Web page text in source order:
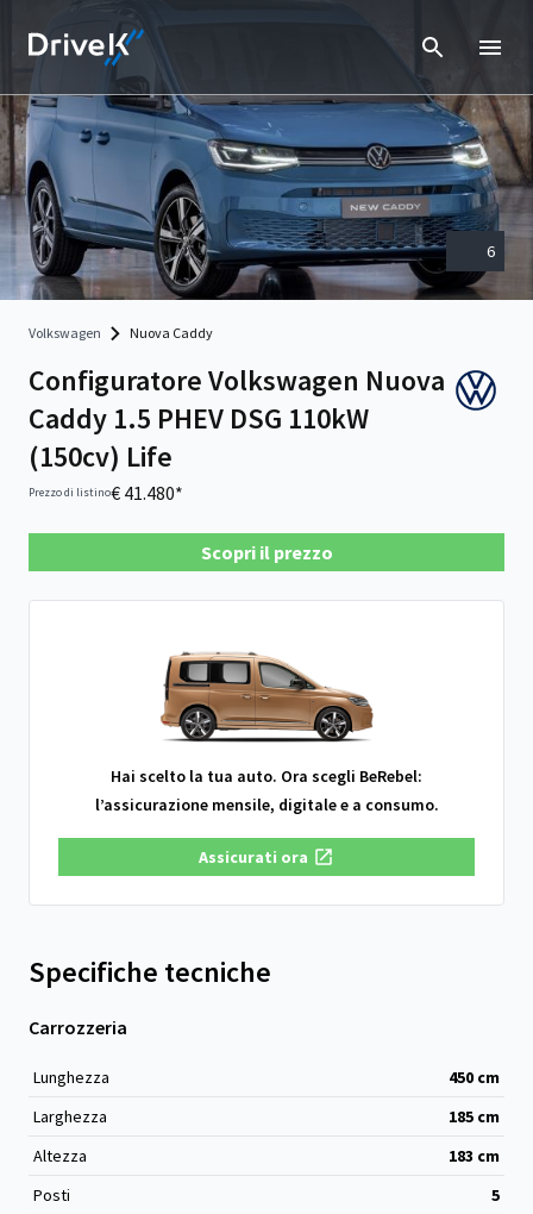
6
Volkswagen Nuova Caddy
Configuratore Volkswagen Nuova
Caddy 1.5 PHEV DSG 110kW
(150cv) Life
Prezzo di listino€ 41.480*
Scopri il prezzo
Hai scelto la tua auto. Ora scegli BeRebel:
l’assicurazione mensile, digitale e a consumo.
Assicurati ora
Specifiche tecniche
Carrozzeria
Lunghezza 450 cm
Larghezza
185 cm
Altezza
183 cm
Posti
5